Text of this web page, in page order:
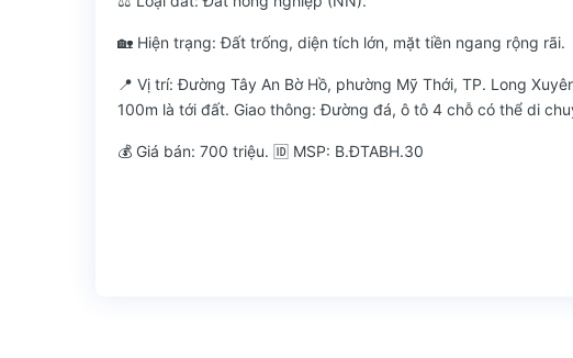
🏡 Hiện trạng: Đất trống, diện tích lớn, mặt tiền ngang rộng rãi.
📍 Vị trí: Đường Tây An Bờ Hồ, phường Mỹ Thới, TP. Long
100m là tới đất. Giao thông: Đường đá, ô tô 4 chỗ có thể di
💰 Giá bán: 700 triệu. 🆔 MSP: B.ĐTABH.30